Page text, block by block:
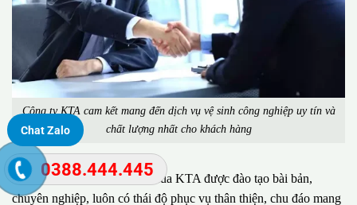
Công ty KTA cam kết mang đến dịch vụ vệ sinh công nghiệp uy tín và
chất lượng nhất cho khách hàng
Đặc biệt, đội ngũ nhân viên của KTA được đào tạo bài bản,
chuyên nghiệp, luôn có thái độ phục vụ thân thiện, chu đáo mang
Chat Zalo
0388.444.445